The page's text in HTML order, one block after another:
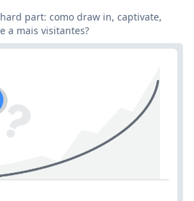
part: como draw in, captivate,
a mais visitantes?